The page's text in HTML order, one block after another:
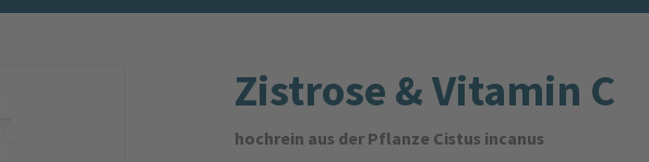
Zistrose & Vitamin C
hochrein aus der Pflanze Cistus incanus